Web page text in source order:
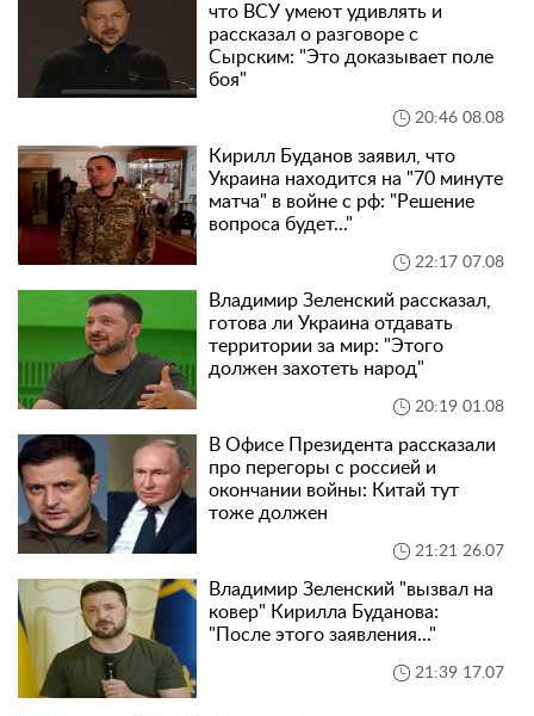
что ВСУ умеют удивлять и
рассказал о разговоре с
Сырским: "Это доказывает поле
боя"
20:46 08.08
Кирилл Буданов заявил, что
Украина находится на "70 минуте
матча" в войне с рф: "Решение
вопроса будет..."
22:17 07.08
Владимир Зеленский рассказал,
готова ли Украина отдавать
территории за мир: "Этого
должен захотеть народ"
20:19 01.08
В Офисе Президента рассказали
про перегоры с россией и
окончании войны: Китай тут
тоже должен
21:21 26.07
Владимир Зеленский "вызвал на
ковер" Кирилла Буданова:
"После этого заявления..."
21:39 17.07